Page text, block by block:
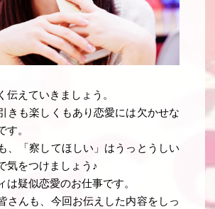
伝えていきましょう 。
きも楽しくもあり恋愛には欠かせな
す。
、「察してほしい 」はうっとうしい
気をつけましょう♪
は疑似恋愛のお仕事です。
さんも、今回お伝えした内容をしっ